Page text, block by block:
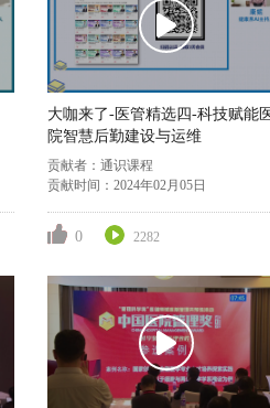
大咖来了-医管精选四-科技赋能
院智慧后勤建设与运维
贡献者： 通识课程
贡献时间： 2024年02月05日
0 2282